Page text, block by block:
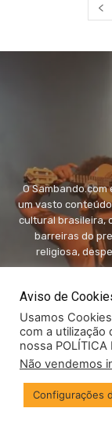
O
um vasto
cultural brasileira,
barreiras do
religiosa,
© Copyright -
reservados.
Aviso de
Usamos
com a utilização
nossa POLÍTICA
Não vendemos
Configurações